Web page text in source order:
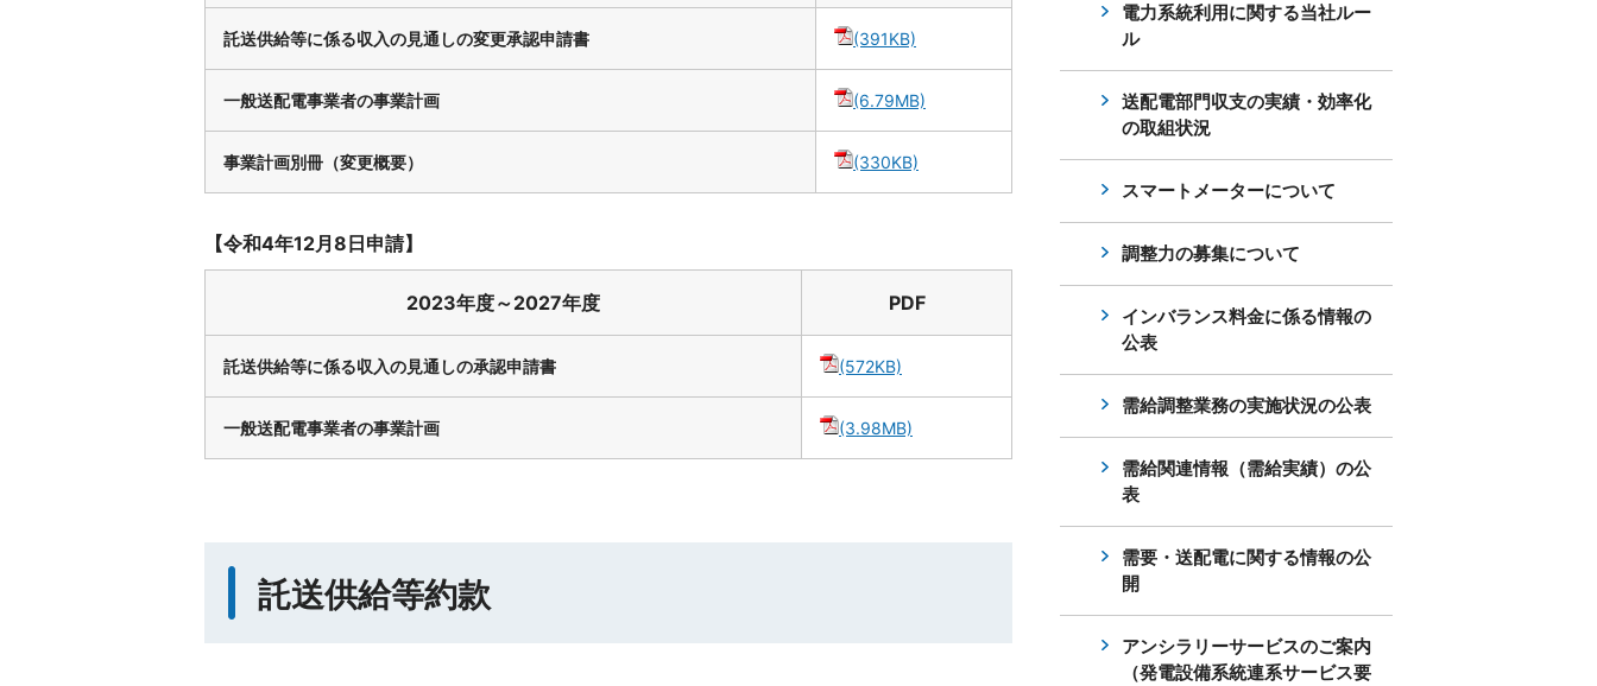
託送供給等に係る収入の見通しの変更承認申請書 (391KB)
一般送配電事業者の事業計画 (6.79MB)
事業計画別冊（変更概要） (330KB)
【令和4年12月8日申請】
2023年度～2027年度 PDF
託送供給等に係る収入の見通しの承認申請書 (572KB)
一般送配電事業者の事業計画 (3.98MB)
託送供給等約款
電力系統利用に関する当社ルー
ル
送配電部門収支の実績・効率化
の取組状況
スマートメーターについて
調整力の募集について
インバランス料金に係る情報の
公表
需給調整業務の実施状況の公表
需給関連情報（需給実績）の公
表
需要・送配電に関する情報の公
開
アンシラリーサービスのご案内
（発電設備系統連系サービス要